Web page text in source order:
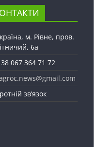
м. Рівне, пров.
6а
067 364 71 72
зв’язок